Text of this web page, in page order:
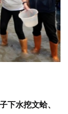
下水挖文蛤、